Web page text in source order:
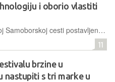
i oborio vlastiti
Na zagrebačkoj Samoborskoj cesti postavljen je sustav ultrabrzog punjenja, koji uz drugu generaciju Blade baterija ima cilj ukloniti glavne prepreke za masovno prihvaćanje električnih vozila u Europi
11
brzine u
nastupiti s tri marke u